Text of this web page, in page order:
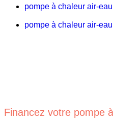
pompe à chaleur air-
pompe à chaleur air-
Financez votre pompe